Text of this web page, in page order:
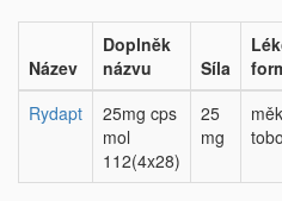
Název
Doplněk
názvu
Síla
Rydapt
25mg cps
mol
112(4x28)
25
mg